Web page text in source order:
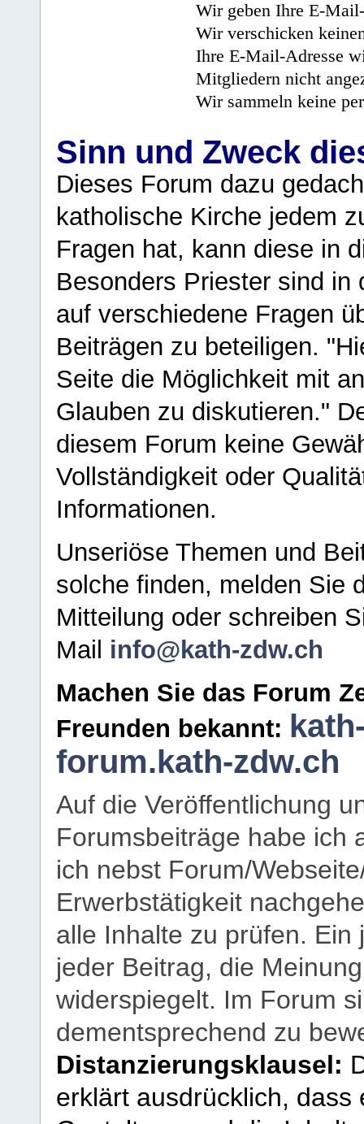
Wir geben Ihre E-
Wir verschicken
Ihre E-Mail-Adresse
Mitgliedern nicht
Wir sammeln keine
Sinn und Zweck
Dieses Forum dazu
katholische Kirche jedem
Fragen hat, kann diese in
Besonders Priester sind in
auf verschiedene Fragen
Beiträgen zu beteiligen.
Seite die Möglichkeit mit
Glauben zu diskutieren."
diesem Forum keine
Vollständigkeit oder
Informationen.
Unseriöse Themen und
solche finden, melden Sie
Mitteilung oder schreiben
Mail info@kath-zdw.ch
Machen Sie das Forum
Freunden bekannt:
forum.kath-zdw.ch
Auf die Veröffentlichung
Forumsbeiträge habe ich
ich nebst Forum/
Erwerbstätigkeit
alle Inhalte zu prüfen.
jeder Beitrag, die
widerspiegelt. Im Forum
dementsprechend zu
Distanzierungsklausel:
erklärt ausdrücklich,